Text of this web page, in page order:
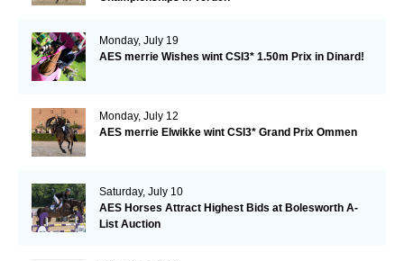
Monday, July 19
AES merrie Wishes wint CSI3* 1.50m Prix in Dinard!
Monday, July 12
AES merrie Elwikke wint CSI3* Grand Prix Ommen
Saturday, July 10
AES Horses Attract Highest Bids at Bolesworth A-
List Auction